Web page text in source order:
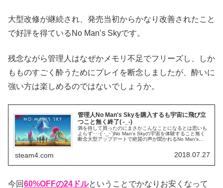
大型改修が継続され、発売当初からかなり改善されたこと
で好評を得ているNo Man’s Skyです。
残念ながら管理人はなぜかメモリ不足でフリーズし、しか
もものすごく酔うためにプレイを断念しましたが、酔いに
強い方は楽しめるのではないでしょうか。
管理人No Man's Skyを購入するも宇宙に飛び立
つこと無く終了( -_-)
満を持して買ったのにまさかこんなことになるとは思いも
よらず･･･(´･_･`)No Man's Skyの宇宙を体験すること無く
断念大型アップデートで絶賛の声が聞かれるNo Man's
steam4.com 2018.07.27
今回60%OFFの24ドルということでかなりお安くなって